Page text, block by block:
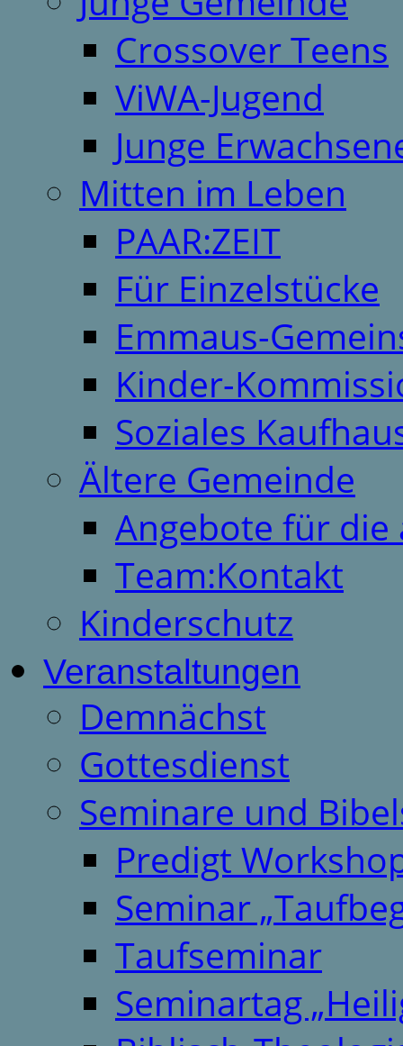
Crossover Teens
ViWA-Jugend
Junge
Mitten im Leben
PAAR:ZEIT
Für Einzelstücke
Emmaus-
Kinder-
Soziales
Ältere Gemeinde
Angebote für
Team:Kontakt
Kinderschutz
Veranstaltungen
Demnächst
Gottesdienst
Seminare und
Predigt
Seminar
Taufseminar
Seminartag